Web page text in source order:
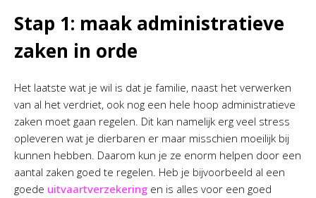
Stap 1: maak administratieve
zaken in orde
Het laatste wat je wil is dat je familie, naast het verwerken
van al het verdriet, ook nog een hele hoop administratieve
zaken moet gaan regelen. Dit kan namelijk erg veel stress
opleveren wat je dierbaren er maar misschien moeilijk bij
kunnen hebben. Daarom kun je ze enorm helpen door een
aantal zaken goed te regelen. Heb je bijvoorbeeld al een
goede uitvaartverzekering en is alles voor een goed